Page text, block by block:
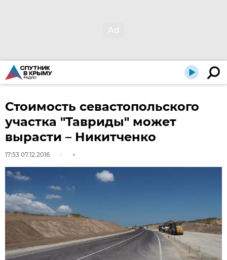
Стоимость севастопольского
участка "Тавриды" может
вырасти – Никитченко
17:53 07.12.2016